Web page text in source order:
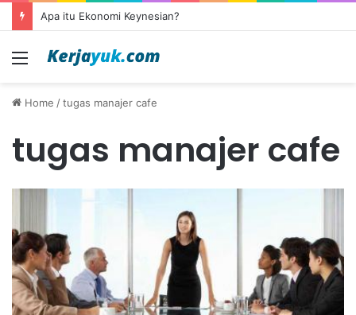
Apa itu Ekonomi Keynesian?
Menu
Home /tugas manajer cafe
tugas manajer cafe